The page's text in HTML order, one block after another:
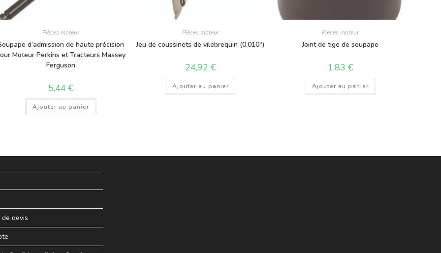
Pièces moteur
d’admission de haute précision
Moteur Perkins et Tracteurs Massey
Ferguson
5,44 €
Ajouter au panier
Pièces moteur
Jeu de coussinets de vilebrequin (0.010″)
24,92€
Ajouter au panier
Pièces moteur
Joint de tige de soupape
1,83€
Ajouter au panier
devis